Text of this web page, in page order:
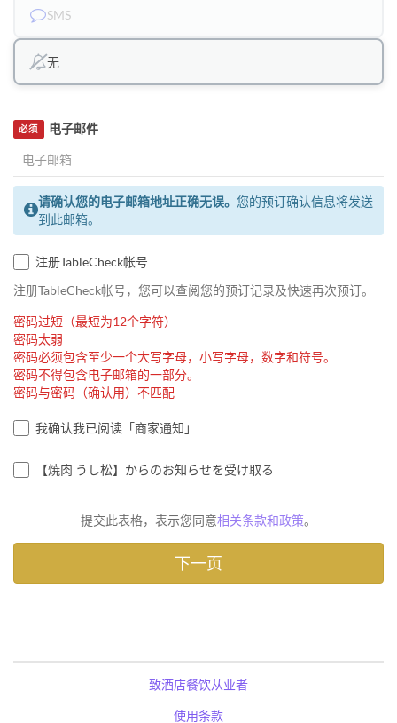
SMS
无
电子邮件
必须
请确认您的电子邮箱地址正确无误。 您的预订确认信息将发送
到此邮箱。
注册TableCheck帐号
注册TableCheck帐号，您可以查阅您的预订记录及快速再次预订。
密码过短（最短为12个字符）
密码太弱
密码必须包含至少一个大写字母，小写字母，数字和符号。
密码不得包含电子邮箱的一部分。
密码与密码（确认用）不匹配
我确认我已阅读「商家通知」
【焼肉 うし松】からのお知らせを受け取る
提交此表格，表示您同意相关条款和政策。
致酒店餐饮从业者
使用条款